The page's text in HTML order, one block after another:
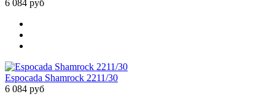
6 084 руб
Espocada Shamrock 2211/30
6 084 руб